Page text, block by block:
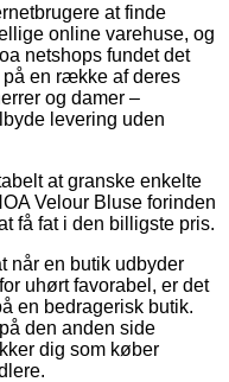
at finde
online varehuse, og
netshops fundet det
en række af deres
og damer –
levering uden
at granske enkelte
Velour Bluse forinden
få fat i den billigste pris.
når en butik udbyder
uhørt favorabel, er det
en bedragerisk butik.
den anden side
dig som køber